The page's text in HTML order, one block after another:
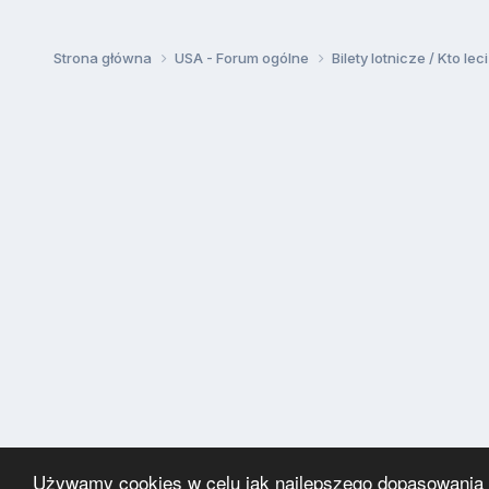
Używamy cookies w celu jak najlepszego
Strona główna USA - Forum ogólne Bilety lotnicze / Kto leci